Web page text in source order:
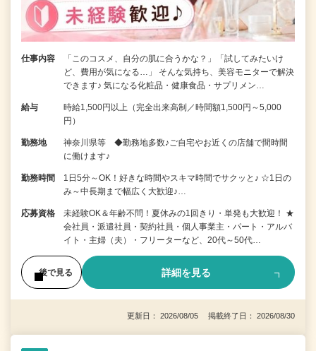
仕事内容
「このコスメ、自分の肌に合うかな？」「試してみたいけ
ど、費用が気になる…」 そんな気持ち、美容モニターで解決
できます♪ 気になる化粧品・健康食品・サプリメン…
給与
時給1,500円以上（完全出来高制／時間額1,500円～5,000
円）
勤務地
神奈川県等 ◆勤務地多数♪ご自宅やお近くの店舗で間時間
に働けます♪
勤務時間
1日5分～OK！好きな時間やスキマ時間でサクッと♪ ☆1日の
み～中長期まで幅広く大歓迎♪…
応募資格
未経験OK＆年齢不問！夏休みの1回きり・単発も大歓迎！ ★
会社員・派遣社員・契約社員・個人事業主・パート・アルバ
イト・主婦（夫）・フリーターなど、20代～50代…
後で見る 詳細を見る
更新日： 2026/08/05 掲載終了日： 2026/08/30